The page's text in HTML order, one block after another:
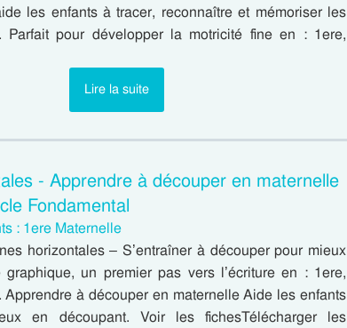
les enfants à tracer, reconnaître et mémoriser les
pour développer la motricité fine en : 1ere,
Lire la suite
- Apprendre à découper en maternelle
Fondamental
: 1ere Maternelle
horizontales – S’entraîner à découper pour mieux
graphique, un premier pas vers l’écriture en : 1ere,
Apprendre à découper en maternelle Aide les enfants
en découpant. Voir les fichesTélécharger les